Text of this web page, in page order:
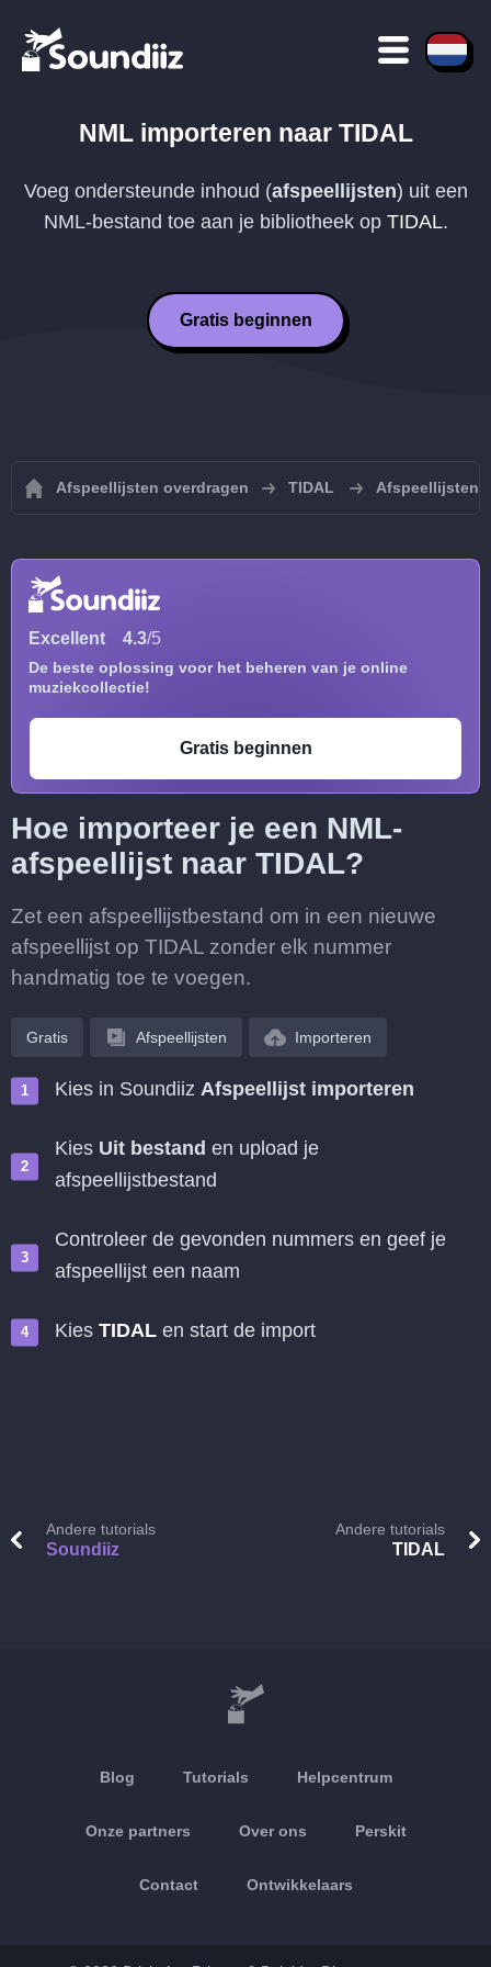
NMLimporteren naar TIDAL
Voeg ondersteunde inhoud (afspeellijsten) uit een
NML-bestand toe aan je bibliotheek op TIDAL.
Gratis beginnen
Afspeellijsten overdragen TIDAL Afspeellijsten
Excellent 4.3/5
De beste oplossing voor het beheren van je online
muziekcollectie!
Gratis beginnen
Hoe importeer je een NML-
afspeellijst naar TIDAL?
Zet een afspeellijstbestand om in een nieuwe
afspeellijst op TIDAL zonder elk nummer
handmatig toe te voegen.
Gratis Afspeellijsten Importeren
Kies in Soundiiz Afspeellijst importeren
Kies Uit bestand en upload je
afspeellijstbestand
Controleer de gevonden nummers en geef je
afspeellijst een naam
Kies TIDAL en start de import
Andere tutorials
Soundiiz
Andere tutorials
TIDAL
Blog Tutorials Helpcentrum
Onze partners Over ons Perskit
Contact Ontwikkelaars